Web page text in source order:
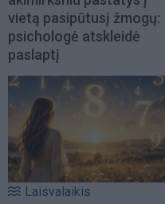
vietą pasipūtusį žmogų:
psichologė atskleidė
paslaptį
Laisvalaikis